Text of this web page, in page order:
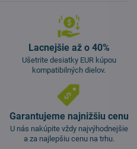
Lacnejšie až o 40%
Ušetrite desiatky EUR kúpou
kompatibilných dielov.
Garantujeme najnižšiu cenu
U nás nakúpite vždy najvýhodnejšie
a za najlepšiu cenu na trhu.